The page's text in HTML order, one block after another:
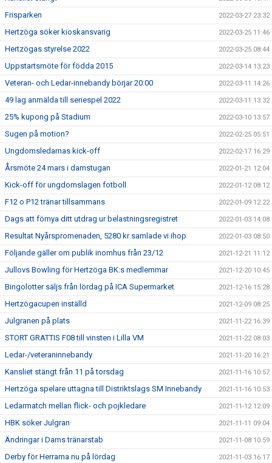
Frisparken 2022-03-27 23:32
Hertzöga söker kioskansvarig 2022-03-25 11:46
Hertzögas styrelse 2022 2022-03-25 08:44
Uppstartsmöte för födda 2015 2022-03-14 13:23
Veteran- och Ledar-innebandy börjar 20:00 2022-03-11 14:26
49 lag anmälda till seriespel 2022 2022-03-11 13:32
25% kupong på Stadium 2022-03-10 13:57
Sugen på motion? 2022-02-25 05:51
Ungdomsledarnas kick-off 2022-02-17 16:29
Årsmöte 24 mars i damstugan 2022-01-21 12:04
Kick-off för ungdomslagen fotboll 2022-01-12 08:12
F12 o P12 tränar tillsammans 2022-01-09 12:22
Dags att förnya ditt utdrag ur belastningsregistret 2022-01-03 14:08
Resultat Nyårspromenaden, 5280 kr samlade vi ihop 2022-01-03 08:50
Följande gäller om publik inomhus från 23/12 2021-12-21 11:12
Jullovs Bowling för Hertzöga BK:s medlemmar 2021-12-20 10:45
Bingolotter säljs från lördag på ICA Supermarket 2021-12-16 15:28
Hertzögacupen inställd 2021-12-09 08:25
Julgranen på plats 2021-11-22 16:39
STORT GRATTIS F08 till vinsten i Lilla VM 2021-11-22 08:03
Ledar-/veteraninnebandy 2021-11-20 16:21
Kansliet stängt från 11 på torsdag 2021-11-16 10:57
Hertzöga spelare uttagna till Distriktslags SM Innebandy 2021-11-16 10:53
Ledarmatch mellan flick- och pojkledare 2021-11-12 12:09
HBK söker Julgran 2021-11-11 09:04
Ändringar i Dams tränarstab 2021-11-08 10:59
Derby för Herrarna nu på lördag 2021-11-03 16:17